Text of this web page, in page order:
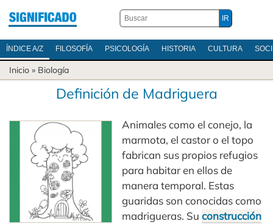
ÍNDICE A/Z FILOSOFÍA PSICOLOGÍA HISTORIA CULTURA
Inicio » Biología
Definición de Madriguera
Animales como el conejo, la
marmota, el castor o el topo
fabrican sus propios refugios
para habitar en ellos de
manera temporal. Estas
guaridas son conocidas como
madrigueras. Suconstrucción